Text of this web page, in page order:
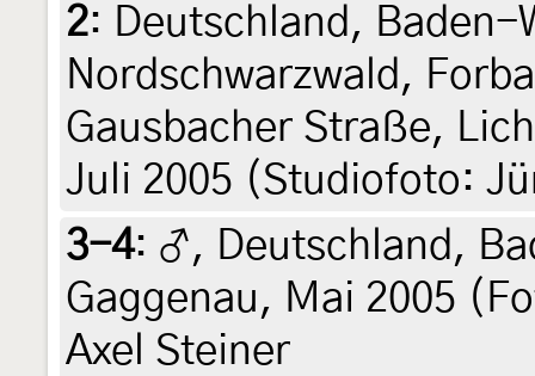
2: Deutschland, Baden-
Nordschwarzwald,
Gausbacher Straße,
Juli 2005 (Studiofoto:
3-4: ♂, Deutschland,
Gaggenau, Mai 2005
Axel Steiner